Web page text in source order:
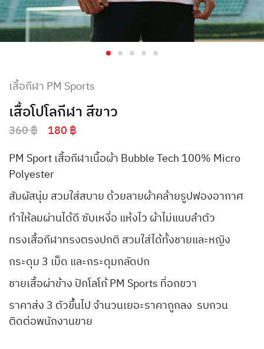
เสื้อกีฬา PM Sports
เสื้อโปโลกีฬา สีขาว
360฿ 180 ฿
PM Sport เสื้อกีฬาเนื้อผ้า Bubble Tech 100% Micro
Polyester
สัมผัสนุ่ม สวมใส่สบาย ด้วยลายผ้าคล้ายรูปฟองอากาศ
ทำให้ลมผ่านได้ดี ซับเหงื่อ แห้งไว ผ้าไม่แนบลำตัว
ทรงเสื้อกีฬาทรงตรงปกติ สวมใส่ได้ทั้งชายและหญิง
กระดุม 3 เม็ด และกระดุมกลัดปก
ชายเสื้อผ่าข้าง ปักโลโก้ PM Sports ที่อกขวา
ราคาส่ง 3 ตัวขึ้นไป จำนวนเยอะราคาถูกลง รบกวน
ติดต่อพนักงานขาย